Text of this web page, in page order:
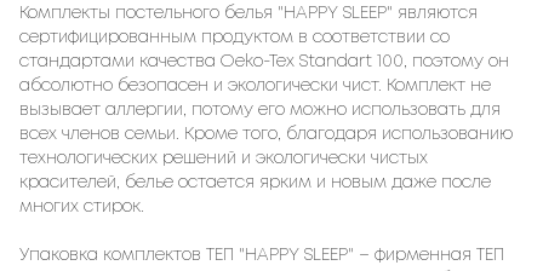
Комплекты постельного белья "HAPPY SLEEP" являются
сертифицированным продуктом в соответствии со
стандартами качества Oeko-Tex Standart 100, поэтому он
абсолютно безопасен и экологически чист. Комплект не
вызывает аллергии, потому его можно использовать для
всех членов семьи. Кроме того, благодаря использованию
технологических решений и экологически чистых
красителей, белье остается ярким и новым даже после
многих стирок.
Упаковка комплектов ТЕП "HAPPY SLEEP" – фирменная ТЕП